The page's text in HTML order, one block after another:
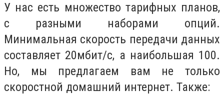
У нас есть множество тарифных планов,
с разными наборами опций.
Минимальная скорость передачи данных
составляет 20мбит/с, а наибольшая 100.
Но, мы предлагаем вам не только
скоростной домашний интернет. Также: